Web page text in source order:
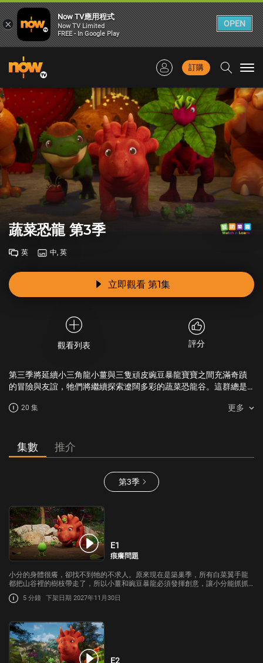
訂購
蔬菜恐龍 第3季
英 中, 英
立即觀看 第1集
觀看列表 評分
第三季將延續小三角龍小薑與三隻頑皮豌豆暴龍寶寶之間充滿奇蹟
的冒險與友誼，牠們將繼續探索遼闊多彩的蔬菜恐龍谷。這群總是
程中發現夢幻的新世界，以及與牠們共享這片自然世界的奇妙生
寶寶們還將見證不同自然現象，例如間歇泉，甚至是瘋狂的暴風
雪，所有蔬菜恐龍必須共同勇敢面對。
20 集 更多
集數 推介
第3季
E1
痕癢問題
小分的身體很癢，卻找不到牠的不求人。原來現在是築巢季，所有白菜翼手龍
都把山谷裡的樹枝帶走了，所以小薑和豌豆暴龍必須發揮創意，讓小分能抓抓
癢。
5 分鐘 下架日期 2027年11月30日
E2
×
Now TV應用程式
Now TV Limited
FREE - In Google Play
OPEN